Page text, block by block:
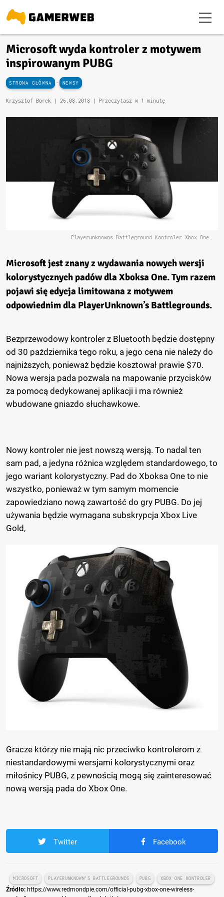
Microsoft wyda kontroler z motywem
inspirowanym PUBG
STRONA GŁÓWNA - NEWSY
Krzysztof Borek | 26.08.2018 | Przeczytasz w 1 minutę
Playerunknowns Battleground Kontroler Xbox One
Microsoft jest znany z wydawania nowych wersji
kolorystycznych padów dla Xboksa One. Tym razem
pojawi się edycja limitowana z motywem
odpowiednim dla PlayerUnknown’s Battlegrounds.
Bezprzewodowy kontroler z Bluetooth będzie dostępny
od 30 października tego roku, a jego cena nie należy do
najniższych, ponieważ będzie kosztował prawie $70.
Nowa wersja pada pozwala na mapowanie przycisków
za pomocą dedykowanej aplikacji i ma również
wbudowane gniazdo słuchawkowe.
Nowy kontroler nie jest nowszą wersją. To nadal ten
sam pad, a jedyna różnica względem standardowego, to
jego wariant kolorystyczny. Pad do Xboksa One to nie
wszystko, ponieważ w tym samym momencie
zapowiedziano nową zawartość do gry PUBG. Do jej
używania będzie wymagana subskrypcja Xbox Live
Gold,
Gracze którzy nie mają nic przeciwko kontrolerom z
niestandardowymi wersjami kolorystycznymi oraz
miłośnicy PUBG, z pewnością mogą się zainteresować
nową wersją pada do Xbox One.
Twitter Facebook
MICROSOFT PLAYERUNKNOWN'S BATTLEGROUNDS PUBG XBOX ONE KONTROLER
Źródło: https://www.redmondpie.com/official-pubg-xbox-one-wireless-